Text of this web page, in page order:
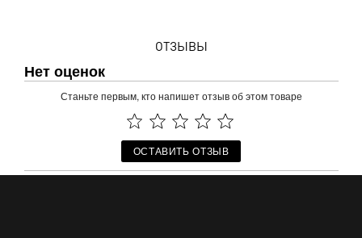
ОТЗЫВЫ
Нет оценок
Станьте первым, кто напишет отзыв об этом товаре
ОСТАВИТЬ ОТЗЫВ